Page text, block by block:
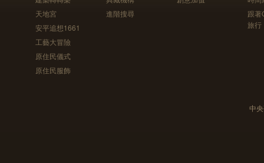
天地宮
安平追想1661
工藝大冒險
原住民儀式
原住民服飾
進階搜尋
跟
旅行
中